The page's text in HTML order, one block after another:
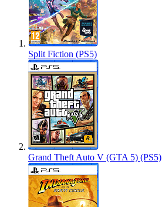
Split Fiction (PS5)
Grand Theft Auto V (GTA 5) (PS5)